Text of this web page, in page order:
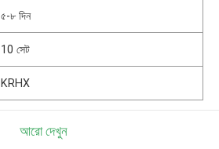
৫-৮ দিন
10 সেট
KRHX
আরো দেখুন